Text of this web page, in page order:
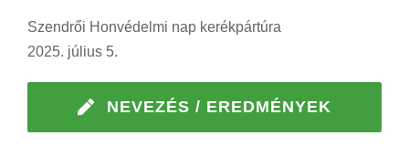
Szendrői Honvédelmi nap kerékpártúra
2025. július 5.
NEVEZÉS / EREDMÉNYEK